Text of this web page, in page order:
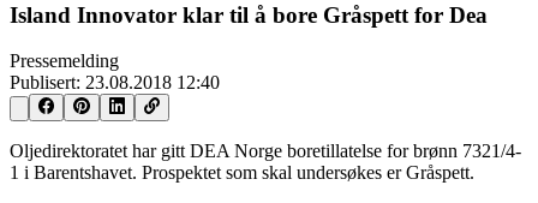
Island Innovator klar til å bore Gråspett for Dea
Pressemelding
Publisert: 23.08.2018 12:40
Oljedirektoratet har gitt DEA Norge boretillatelse for brønn 7321/4-
1 i Barentshavet. Prospektet som skal undersøkes er Gråspett.